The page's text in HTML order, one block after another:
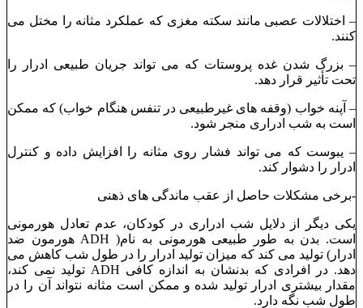
– اختلالات عصبی مانند سکته مغزی که عملکرد مثانه را مختل می
‌کنند.
– بزرگ شدن غده پروستات که می ‌تواند جریان طبیعی ادرار را
تحت تأثیر قرار دهد.
– آپنه خواب (وقفه ‌های غیرطبیعی در تنفس هنگام خواب) که ممکن
است به شب ‌ادراری منجر شود.
– یبوست که می ‌تواند فشار روی مثانه را افزایش داده و کنترل
ادرار را دشوار کند.
-برخی مشکلات حاصل از عقب ماندگی های ذهنی
یکی دیگر از دلایل شب ‌ادراری در کودکان، عدم تعادل هورمونی
است. بدن به طور طبیعی هورمونی به نام( ADH هورمون ضد
ادرار) تولید می‌ کند که میزان تولید ادرار را در طول شب کاهش می
‌دهد. در افرادی که بدنشان به اندازه کافی ADH تولید نمی ‌کند،
مقدار بیشتری ادرار تولید شده و ممکن است مثانه نتواند آن را در
طول شب نگه دارد.